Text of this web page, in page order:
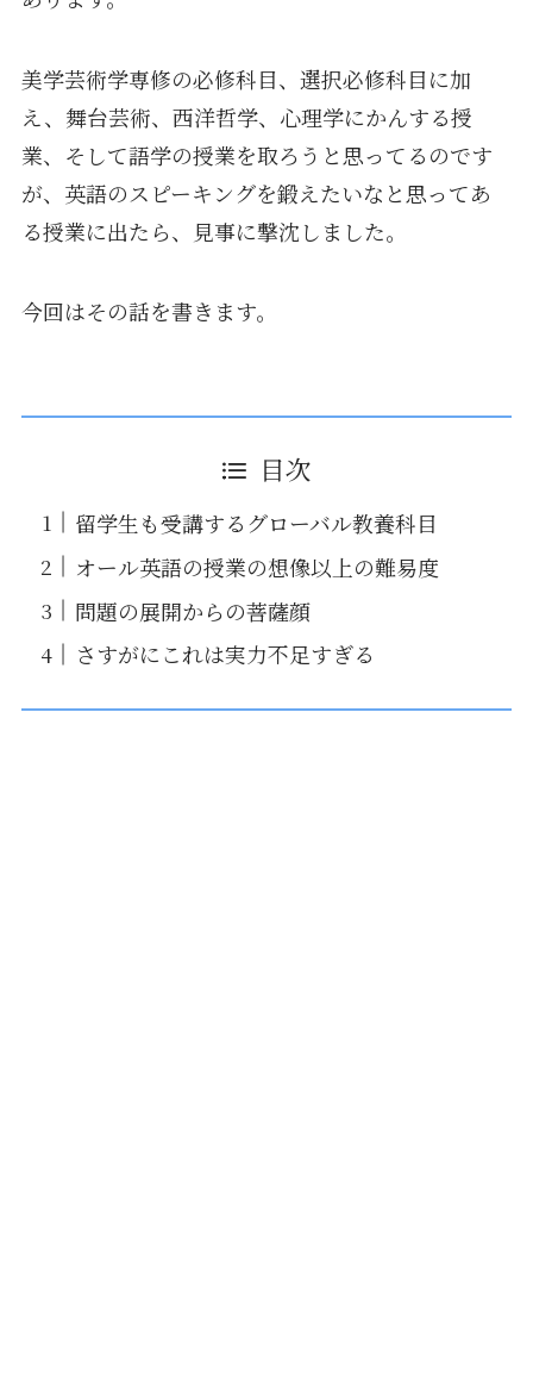
美学芸術学専修の必修科目、選択必修科目に加
え、舞台芸術、西洋哲学、心理学にかんする授
業、そして語学の授業を取ろうと思ってるのです
が、英語のスピーキングを鍛えたいなと思ってあ
る授業に出たら、見事に撃沈しました。
今回はその話を書きます。
目次
留学生も受講するグローバル教養科目
オール英語の授業の想像以上の難易度
問題の展開からの菩薩顔
さすがにこれは実力不足すぎる